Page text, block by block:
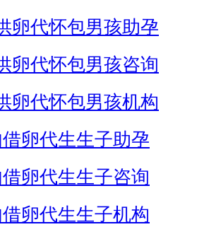
卵代怀包男孩助孕
卵代怀包男孩咨询
卵代怀包男孩机构
借卵代生生子助孕
借卵代生生子咨询
借卵代生生子机构